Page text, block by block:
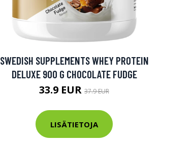
SWEDISH SUPPLEMENTS WHEY PROTEIN
DELUXE 900 G CHOCOLATE FUDGE
33.9 EUR 37.9 EUR
LISÄTIETOJA